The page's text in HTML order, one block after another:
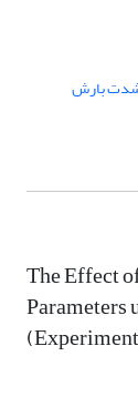
بارش
The Effect